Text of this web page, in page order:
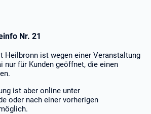
Nr. 21
Heilbronn ist wegen einer Veranstaltung
nur für Kunden geöffnet, die einen
ist aber online unter
oder nach einer vorherigen